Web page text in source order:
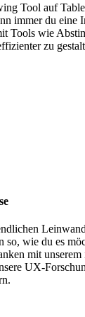
Tool auf
immer du eine
Tools wie
zu
so, wie du es
mit
UX-